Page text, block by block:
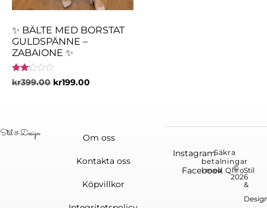
✨ BÄLTE MED BORSTAT
GULDSPÄNNE –
ZABAIONE ✨
Betygsatt
2.00
kr399.00 kr199.00
Om oss
Kontakta oss
Köpvillkor
©
2026
Stil
&
Instagram
Facebook
Säkra
betalningar
med Qliro